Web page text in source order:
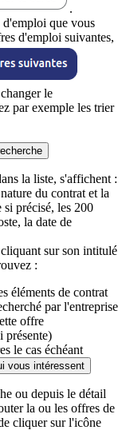
.
que vous
d'emploi suivantes,
le
par exemple les trier
la liste, s'affichent :
du contrat et la
précisé, les 200
la date de
sur son intitulé
:
éléments de contrat
par l'entreprise
offre
présente)
le cas échéant
vous intéressent
ou depuis le détail
la ou les offres de
cliquer sur l'icône